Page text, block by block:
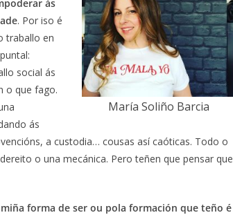
María Soliño Barcia
ás
. Por iso é
traballo en
social ás
o que fago.
ás
a custodia… cousas así caóticas. Todo o
o una mecánica. Pero teñen que pensar que
forma de ser ou pola formación que teño é